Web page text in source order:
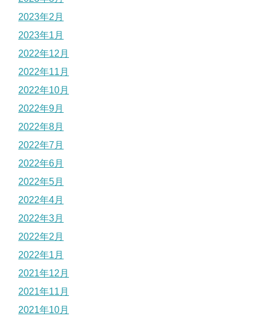
2023年2月
2023年1月
2022年12月
2022年11月
2022年10月
2022年9月
2022年8月
2022年7月
2022年6月
2022年5月
2022年4月
2022年3月
2022年2月
2022年1月
2021年12月
2021年11月
2021年10月